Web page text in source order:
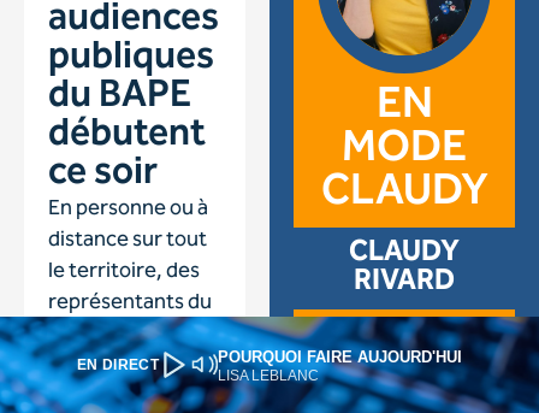
EN DIRECT POURQUOI FAIRE AUJOURD'HUI
LISA LEBLANC